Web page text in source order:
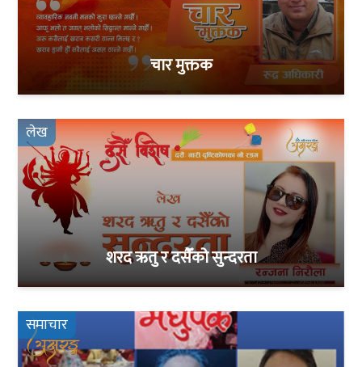
चार मुक्तक
लेख
शरद ऋतु र दसैँको सुन्दरता
समाचार